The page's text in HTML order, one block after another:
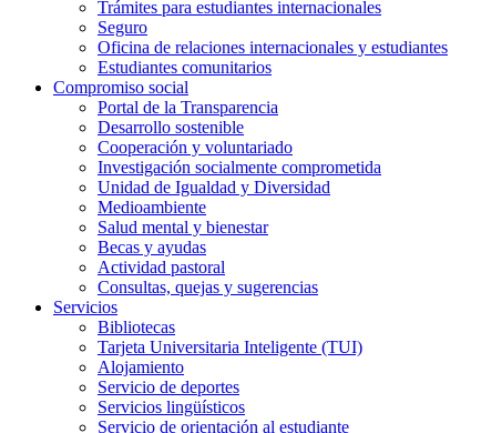
Trámites para estudiantes internacionales
Seguro
Oficina de relaciones internacionales y estudiantes
Estudiantes comunitarios
Compromiso social
Portal de la Transparencia
Desarrollo sostenible
Cooperación y voluntariado
Investigación socialmente comprometida
Unidad de Igualdad y Diversidad
Medioambiente
Salud mental y bienestar
Becas y ayudas
Actividad pastoral
Consultas, quejas y sugerencias
Servicios
Bibliotecas
Tarjeta Universitaria Inteligente (TUI)
Alojamiento
Servicio de deportes
Servicios lingüísticos
Servicio de orientación al estudiante